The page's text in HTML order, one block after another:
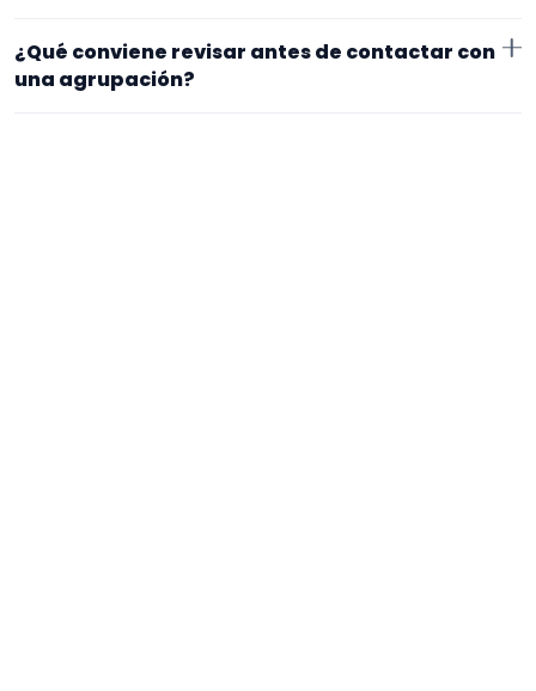
exacto, horarios y posibles gastos.
Empieza por el tipo de evento y la zona. Si ya sabes el
formato que te encaja, usa el filtro de tipo de
agrupación para quedarte con opciones más
¿Qué conviene revisar antes de contactar con
una agrupación?